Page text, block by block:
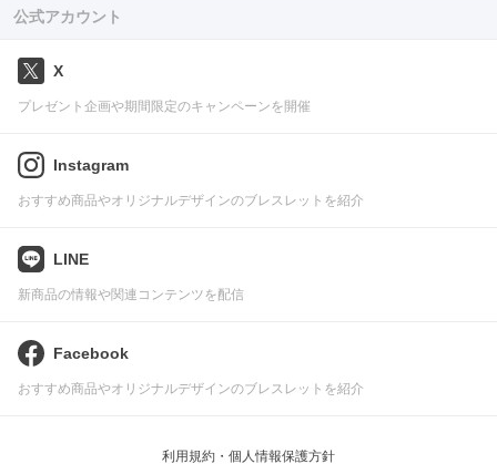
公式アカウント
X
プレゼント企画や期間限定のキャンペーンを開催
Instagram
おすすめ商品やオリジナルデザインのブレスレットを紹介
LINE
新商品の情報や関連コンテンツを配信
Facebook
おすすめ商品やオリジナルデザインのブレスレットを紹介
利用規約・個人情報保護方針